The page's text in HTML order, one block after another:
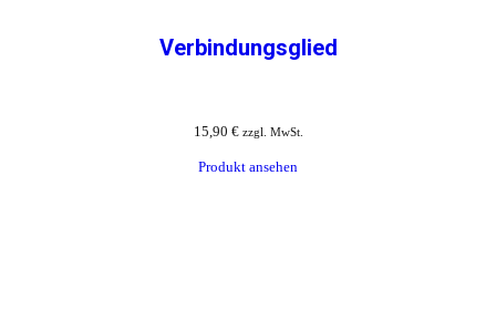
Verbindungsglied
15,90 € zzgl. MwSt.
Produkt ansehen